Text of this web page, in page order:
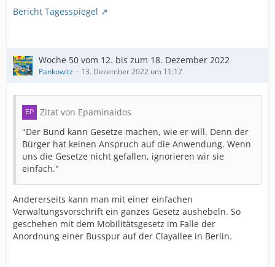
Bericht Tagesspiegel
Woche 50 vom 12. bis zum 18. Dezember 2022
Pankowitz 13. Dezember 2022 um 11:17
Zitat von Epaminaidos
"Der Bund kann Gesetze machen, wie er will. Denn der
Bürger hat keinen Anspruch auf die Anwendung. Wenn
uns die Gesetze nicht gefallen, ignorieren wir sie
einfach."
Andererseits kann man mit einer einfachen
Verwaltungsvorschrift ein ganzes Gesetz aushebeln. So
geschehen mit dem Mobilitätsgesetz im Falle der
Anordnung einer Busspur auf der Clayallee in Berlin.